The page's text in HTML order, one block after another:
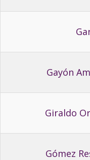
Gayón
Giraldo
Gómez